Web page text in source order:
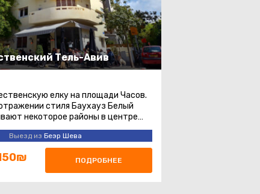
Тель-Авив
елку на площади Часов.
стиля Баухауз Белый
некоторое районы в центре
Тель-Авива.Эти районы имеют высокую ...
Выезд из Беэр Шева
ПОДРОБНЕЕ